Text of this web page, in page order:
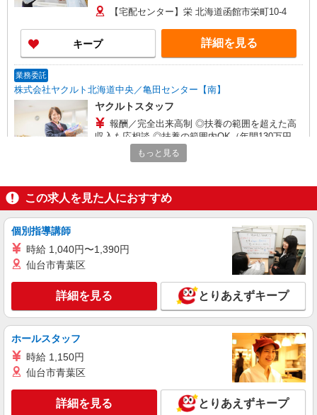
内） ※収入補償/月10万円 ※収入補償期間/お仕事
開始から12ヶ月間 こちらに記載してある時間や日
数以外の働き方をご希望される場合もご相談に応
じますので、まずはお問い合わせください ※研修
期間中は日当支払あり（5日間：1000円/日） 収入
【宅配センター】栄 北海道函館市栄町10-4
キープ 詳細を見る
業務委託
株式会社ヤクルト北海道中央／亀田センター【南】
ヤクルトスタッフ
報酬／完全出来高制 ◎扶養の範囲を超えた高
収入も応相談 ◎扶養の範囲内OK（年間130万円以
開始から12ヶ月間 こちらに記載してある時間や日
じますので、まずはお問い合わせください ※研修
期間中は日当支払あり（5日間：1000円/日） 収入
保障期間：12か月
【宅配センター】亀田 北海道函館市亀田6-15
キープ 詳細を見る
業務委託
株式会社ヤクルト北海道中央／日吉センター【南】
ヤクルトスタッフ
報酬／完全出来高制 ◎扶養の範囲を超えた高
内） ※収入補償/月10万円 ※収入補償期間/お仕事
開始から12ヶ月間 こちらに記載してある時間や日
数以外の働き方をご希望される場合もご相談に応
期間中は日当支払あり（5日間：1000円/日） 収入
【宅配センター】日吉 北海道函館市日吉町3丁
目15－4
キープ 詳細を見る
もっと見る
この求人を見た人におすすめ
個別指導講師
時給 1,040円〜1,390円
仙台市青葉区
詳細を見る とりあえずキープ
ホールスタッフ
時給 1,150円
仙台市青葉区
詳細を見る とりあえずキープ